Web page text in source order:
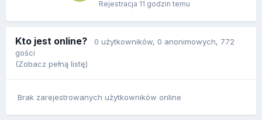
Rejestracja 11 godzin temu
Kto jest online? 0 użytkowników, 0 anonimowych, 772
gości
(Zobacz pełną listę)
Brak zarejestrowanych użytkowników online